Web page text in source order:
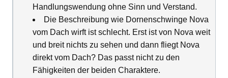
Handlungswendung ohne Sinn und Verstand.
Die Beschreibung wie Dornenschwinge Nova
vom Dach wirft ist schlecht. Erst ist von Nova weit
und breit nichts zu sehen und dann fliegt Nova
direkt vom Dach? Das passt nicht zu den
Fähigkeiten der beiden Charaktere.